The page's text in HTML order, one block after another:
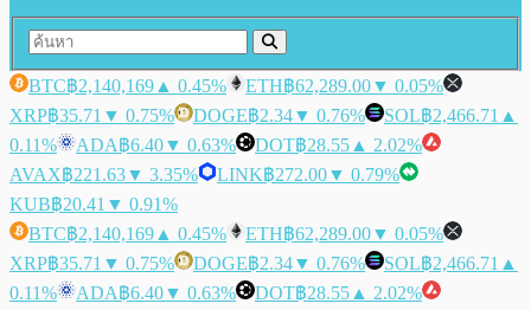
BTC฿2,140,169 ▲ 0.45% ETH฿62,289.00▼ 0.05%
XRP฿35.71 ▼ 0.75% DOGE฿2.34▼ 0.76% SOL฿2,466.71 ▲
0.11%
ADA฿6.40▼ 0.63% DOT฿28.55 ▲ 2.02%
AVAX฿221.63▼ 3.35% LINK฿272.00▼ 0.79%
KUB฿20.41 ▼ 0.91%
BTC฿2,140,169 ▲ 0.45% ETH฿62,289.00▼ 0.05%
XRP฿35.71 ▼ 0.75% DOGE฿2.34▼ 0.76% SOL฿2,466.71 ▲
0.11%
ADA฿6.40▼ 0.63% DOT฿28.55 ▲ 2.02%